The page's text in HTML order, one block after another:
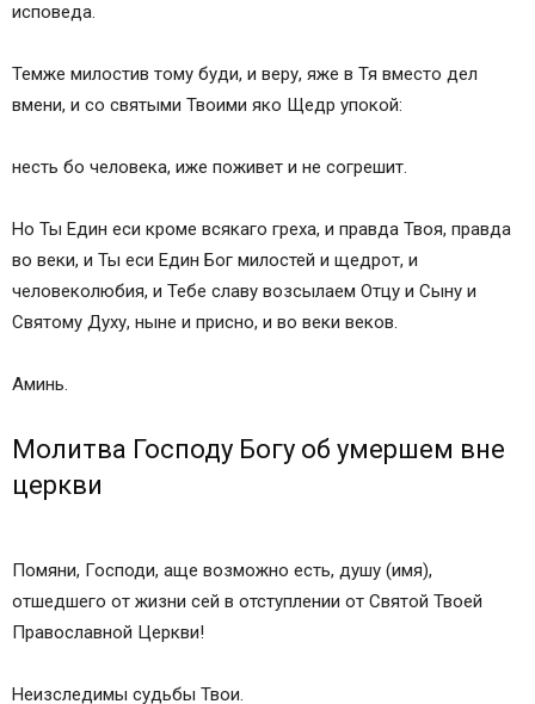
исповеда.
Темже милостив тому буди, и веру, яже в Тя вместо дел
вмени, и со святыми Твоими яко Щедр упокой:
несть бо человека, иже поживет и не согрешит.
Но Ты Един еси кроме всякаго греха, и правда Твоя, правда
во веки, и Ты еси Един Бог милостей и щедрот, и
человеколюбия, и Тебе славу возсылаем Отцу и Сыну и
Святому Духу, ныне и присно, и во веки веков.
Аминь.
Молитва Господу Богу об умершем вне
церкви
Помяни, Господи, аще возможно есть, душу (имя),
отшедшего от жизни сей в отступлении от Святой Твоей
Православной Церкви!
Неизследимы судьбы Твои.